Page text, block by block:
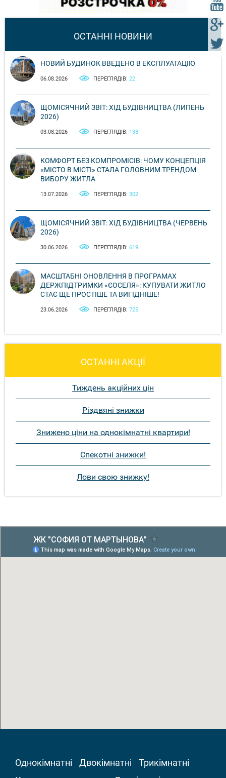
ОСТАННІ НОВИНИ
НОВИЙ БУДИНОК ВВЕДЕНО В ЕКСПЛУАТАЦІЮ
06.08.2026 ПЕРЕГЛЯДІВ: 22
ЩОМІСЯЧНИЙ ЗВІТ: ХІД БУДІВНИЦТВА (ЛИПЕНЬ
2026)
03.08.2026 ПЕРЕГЛЯДІВ: 138
КОМФОРТ БЕЗ КОМПРОМІСІВ: ЧОМУ КОНЦЕПЦІЯ
«МІСТО В МІСТІ» СТАЛА ГОЛОВНИМ ТРЕНДОМ
ВИБОРУ ЖИТЛА
13.07.2026 ПЕРЕГЛЯДІВ: 302
ЩОМІСЯЧНИЙ ЗВІТ: ХІД БУДІВНИЦТВА (ЧЕРВЕНЬ
2026)
30.06.2026 ПЕРЕГЛЯДІВ: 619
МАСШТАБНІ ОНОВЛЕННЯ В ПРОГРАМАХ
ДЕРЖПІДТРИМКИ «ЄОСЕЛЯ»: КУПУВАТИ ЖИТЛО
СТАЄ ЩЕ ПРОСТІШЕ ТА ВИГІДНІШЕ!
23.06.2026 ПЕРЕГЛЯДІВ: 725
ОСТАННІ АКЦІЇ
Тиждень акційних цін
Різдвяні знижки
Знижено ціни на однокімнатні квартири!
Спекотні знижки!
Лови свою знижку!
Однокімнатні Двокімнатні
Трикімнатні